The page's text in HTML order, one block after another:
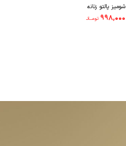
شومیز پالتو زنانه
۹۹۸,۰۰۰ تومــانـ